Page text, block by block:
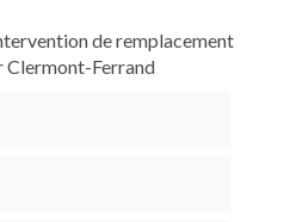
de remplacement
Clermont-Ferrand